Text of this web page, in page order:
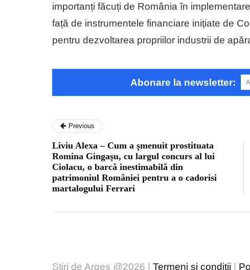
importanți făcuți de România în
față de instrumentele financiare inițiate de
pentru dezvoltarea propriilor industrii de
Abonare la newsletter:
Previous
Liviu Alexa – Cum a şmenuit prostituata
Romina Gingaşu, cu largul concurs al lui
Ciolacu, o barcǎ inestimabilǎ din
patrimoniul României pentru a o cadorisi
martalogului Ferrari
Stiri de Arges @2026 | Termeni și condiții |